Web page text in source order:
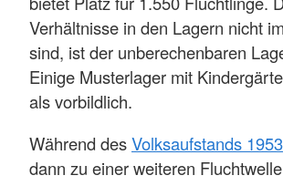
Verhältnisse in den Lagern nicht
sind, ist der unberechenbaren
Einige Musterlager mit
als vorbildlich.
Während desVolksaufstands 1953
dann zu einer weiteren